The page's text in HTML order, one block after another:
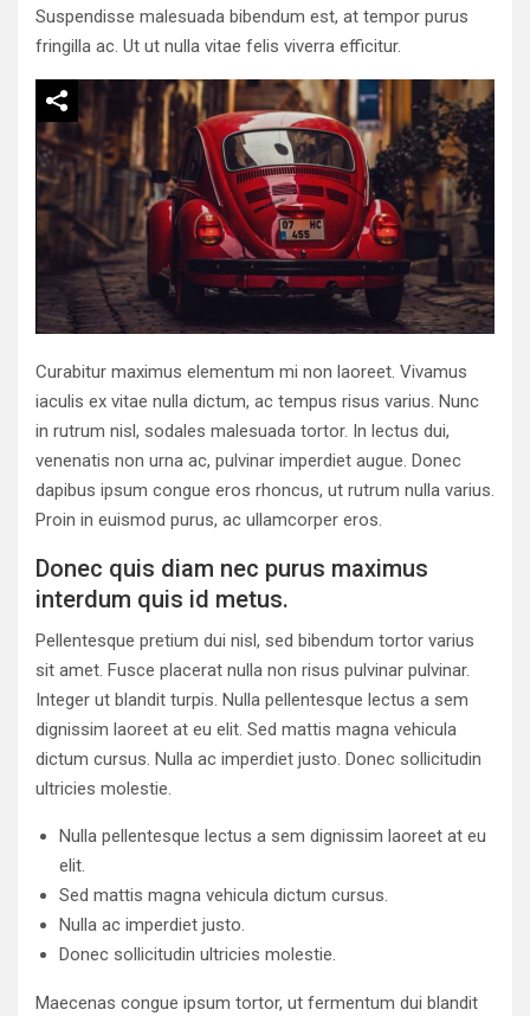
Suspendisse malesuada bibendum est, at tempor purus
fringilla ac. Ut ut nulla vitae felis viverra efficitur.
Curabitur maximus elementum mi non laoreet. Vivamus
iaculis ex vitae nulla dictum, ac tempus risus varius. Nunc
in rutrum nisl, sodales malesuada tortor. In lectus dui,
venenatis non urna ac, pulvinar imperdiet augue. Donec
dapibus ipsum congue eros rhoncus, ut rutrum nulla varius.
Proin in euismod purus, ac ullamcorper eros.
Donec quis diam nec purus maximus
interdum quis id metus.
Pellentesque pretium dui nisl, sed bibendum tortor varius
sit amet. Fusce placerat nulla non risus pulvinar pulvinar.
Integer ut blandit turpis. Nulla pellentesque lectus a sem
dignissim laoreet at eu elit. Sed mattis magna vehicula
dictum cursus. Nulla ac imperdiet justo. Donec sollicitudin
ultricies molestie.
Nulla pellentesque lectus a sem dignissim laoreet at eu
elit.
Sed mattis magna vehicula dictum cursus.
Nulla ac imperdiet justo.
Donec sollicitudin ultricies molestie.
Maecenas congue ipsum tortor, ut fermentum dui blandit